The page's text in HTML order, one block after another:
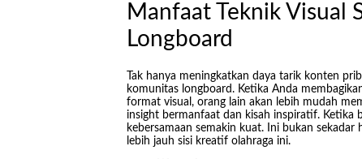
Manfaat Teknik Visual
Longboard
Tak hanya meningkatkan daya tarik konten
komunitas longboard. Ketika Anda
format visual, orang lain akan lebih mudah
insight bermanfaat dan kisah inspiratif. Ketika
kebersamaan semakin kuat. Ini bukan
lebih jauh sisi kreatif olahraga ini.